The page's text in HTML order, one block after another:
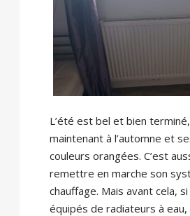
L’été est bel et bien
maintenant à l’automne et
couleurs orangées. C’est
remettre en marche son
chauffage. Mais avant cela,
équipés de radiateurs à eau,